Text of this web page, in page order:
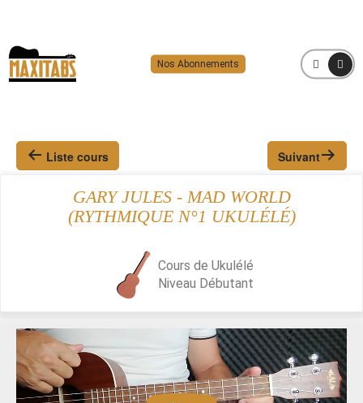
Nos Abonnements MENU
Liste cours Suivant
GARY JULES - MAD WORLD
(RYTHMIQUE N°1 UKULÉLÉ)
Cours de Ukulélé
Niveau Débutant